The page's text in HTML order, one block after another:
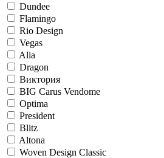
Dundee
Flamingo
Rio Design
Vegas
Alia
Dragon
Виктория
BIG Carus Vendome
Optima
President
Blitz
Altona
Woven Design Classic